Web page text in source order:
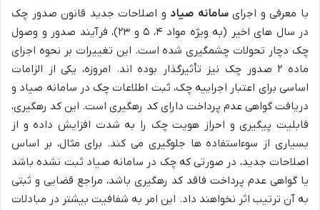
با معرفی و اجرایسامانه صیاد و اصلاحات جدید قانون صدور چک
در سال های اخیر (به ویژه مواد ۴، ۵ و ۲۳)، فرآیند صدور و وصول
چک دچار تحولات چشمگیری شده است. این تغییرات بر نحوه اجرای
ماده ۲ صدور چک نیز تأثیرگذار بوده اند. امروزه، یکی از الزامات
اساسی برای اعتبار اجراییه چک، ثبت اطلاعات چک در سامانه صیاد و
دریافت گواهی عدم پرداخت دارای کد رهگیری است. این کد رهگیری،
قابلیت پیگیری و احراز هویت چک را به شدت افزایش داده و از
بسیاری از سوءاستفاده ها جلوگیری می کند. برای مثال، بر اساس
اصلاحات جدید، در صورتی که چک در سامانه صیاد ثبت نشده باشد
یا گواهی عدم پرداخت فاقد کد رهگیری باشد، مراجع قضایی و ثبتی
به آن ترتیب اثر نخواهند داد. این امر به شفافیت بیشتر در مبادلات